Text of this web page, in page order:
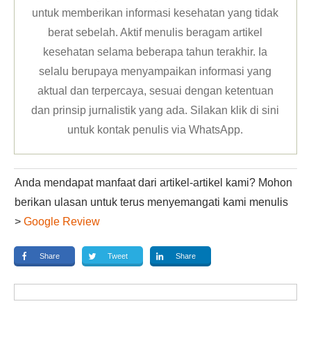
untuk memberikan informasi kesehatan yang tidak
berat sebelah. Aktif menulis beragam artikel
kesehatan selama beberapa tahun terakhir. Ia
selalu berupaya menyampaikan informasi yang
aktual dan terpercaya, sesuai dengan ketentuan
dan prinsip jurnalistik yang ada. Silakan klikdi sini
untuk kontak penulis via WhatsApp.
Anda mendapat manfaat dari artikel-artikel kami? Mohon
berikan ulasan untuk terus menyemangati kami menulis
> Google Review
Share Tweet Share